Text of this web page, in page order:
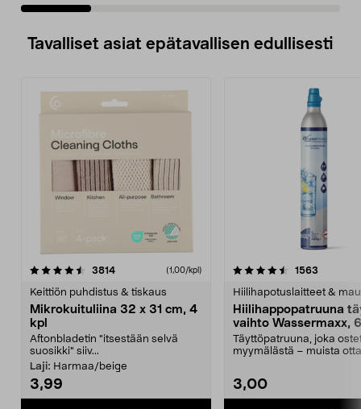
Tavalliset asiat epätavallisen edullisesti
3814arvostelut (1,00/kpl)
Keittiön puhdistus & tiskaus
Mikrokuituliina 32 x 31 cm, 4
kpl
Aftonbladetin "itsestään selvä
suosikki" siiv...
Laji: Harmaa/beige
3,99
4.5viidestä
1563
Hiilihapotuslaitteet &
Hiilihappopatruuna
vaihto Wassermaxx,
Täyttöpatruuna, joka
myymälästä – muista
3,00
4.5viidestä